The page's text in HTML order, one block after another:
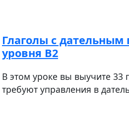
Глаголы с
уровня В2
В этом уроке вы выучите 33
требуют управления в